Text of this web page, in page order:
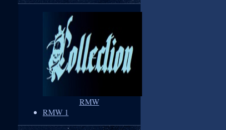
RMW
RMW 1